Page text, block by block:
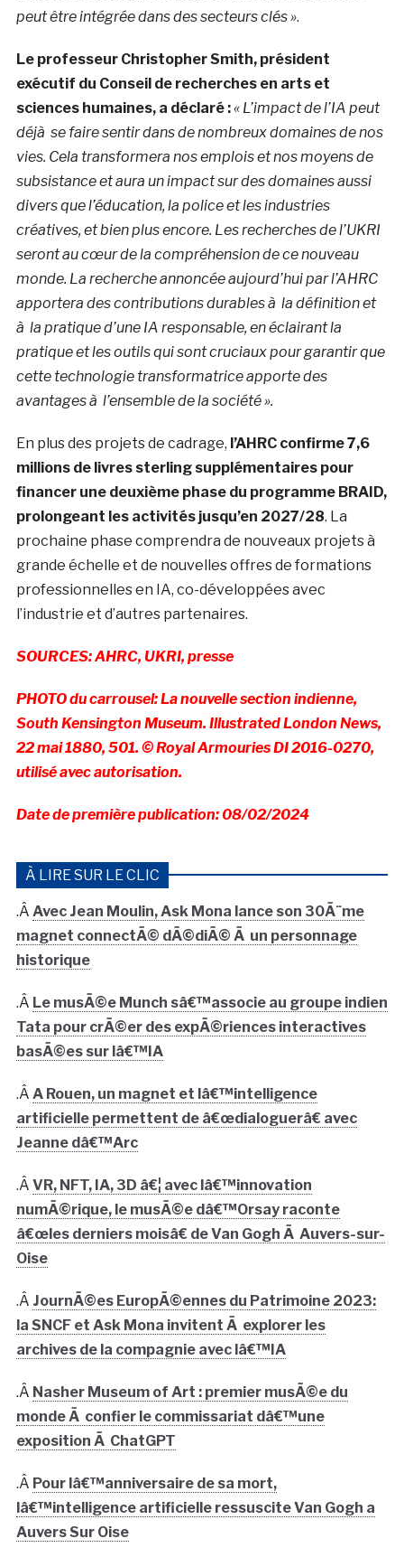
peut être intégrée dans des secteurs clés ».
Le professeur Christopher Smith, président
exécutif du Conseil de recherches en arts et
sciences humaines, a déclaré :« L’impact de l’IA peut
déjà se faire sentir dans de nombreux domaines de nos
vies. Cela transformera nos emplois et nos moyens de
subsistance et aura un impact sur des domaines aussi
divers que l’éducation, la police et les industries
créatives, et bien plus encore. Les recherches de l’UKRI
seront au cœur de la compréhension de ce nouveau
monde. La recherche annoncée aujourd’hui par l’AHRC
apportera des contributions durables à la définition et
à la pratique d’une IA responsable, en éclairant la
pratique et les outils qui sont cruciaux pour garantir que
cette technologie transformatrice apporte des
avantages à l’ensemble de la société ».
En plus des projets de cadrage, l’AHRC confirme 7,6
millions de livres sterling supplémentaires pour
financer une deuxième phase du programme BRAID,
prolongeant les activités jusqu’en 2027/28. La
prochaine phase comprendra de nouveaux projets à
grande échelle et de nouvelles offres de formations
professionnelles en IA, co-développées avec
l’industrie et d’autres partenaires.
SOURCES: AHRC, UKRI, presse
PHOTO du carrousel: La nouvelle section indienne,
South Kensington Museum. Illustrated London News,
22 mai 1880, 501. © Royal Armouries DI 2016-0270,
utilisé avec autorisation.
Date de première publication: 08/02/2024
À LIRE SUR LE CLIC
.Â Avec Jean Moulin, Ask Mona lance son 30Ã¨me
magnet connectÃ© dÃ©diÃ© Ã un personnage
historique
.Â Le musÃ©e Munch sâ€™associe au groupe indien
Tata pour crÃ©er des expÃ©riences interactives
basÃ©es sur lâ€™IA
.Â A Rouen, un magnet et lâ€™intelligence
artificielle permettent de â€œdialoguerâ€ avec
Jeanne dâ€™Arc
.Â VR, NFT, IA, 3D â€¦ avec lâ€™innovation
numÃ©rique, le musÃ©e dâ€™Orsay raconte
â€œles derniers moisâ€ de Van Gogh Ã Auvers-sur-
Oise
.Â JournÃ©es EuropÃ©ennes du Patrimoine 2023:
la SNCF et Ask Mona invitent Ã explorer les
archives de la compagnie avec lâ€™IA
.Â Nasher Museum of Art : premier musÃ©e du
monde Ã confier le commissariat dâ€™une
exposition Ã ChatGPT
.Â Pour lâ€™anniversaire de sa mort,
lâ€™intelligence artificielle ressuscite Van Gogh a
Auvers Sur Oise